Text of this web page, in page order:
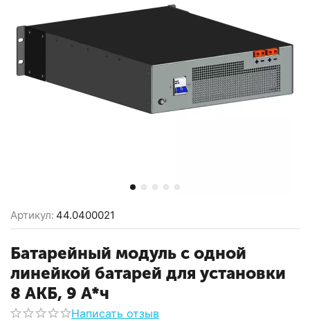
Артикул: 44.0400021
Батарейный модуль с одной
линейкой батарей для установки
8 АКБ, 9 А*ч
Написать отзыв